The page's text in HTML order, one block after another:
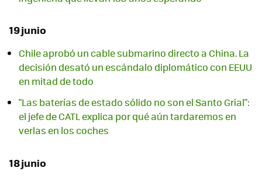
19 junio
Chile aprobó un cable submarino directo a China. La
decisión desató un escándalo diplomático con EEUU
en mitad de todo
"Las baterías de estado sólido no son el Santo Grial":
el jefe de CATL explica por qué aún tardaremos en
verlas en los coches
18 junio